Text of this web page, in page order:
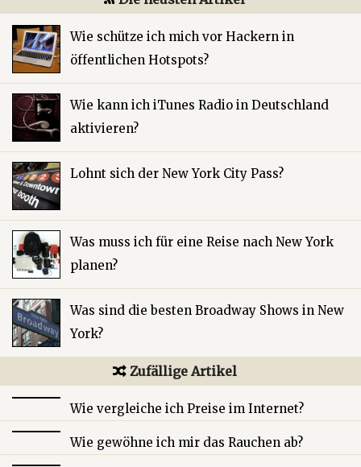
Wie schütze ich mich vor Hackern in
öffentlichen Hotspots?
Wie kann ich iTunes Radio in Deutschland
aktivieren?
Lohnt sich der New York City Pass?
Was muss ich für eine Reise nach New York
planen?
Was sind die besten Broadway Shows in New
York?
Zufällige Artikel
Wie vergleiche ich Preise im Internet?
Wie gewöhne ich mir das Rauchen ab?